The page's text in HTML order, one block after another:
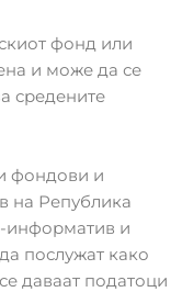
фонд или
и може да се
средените
фондови и
на Република
информатив и
послужат како
даваат податоци